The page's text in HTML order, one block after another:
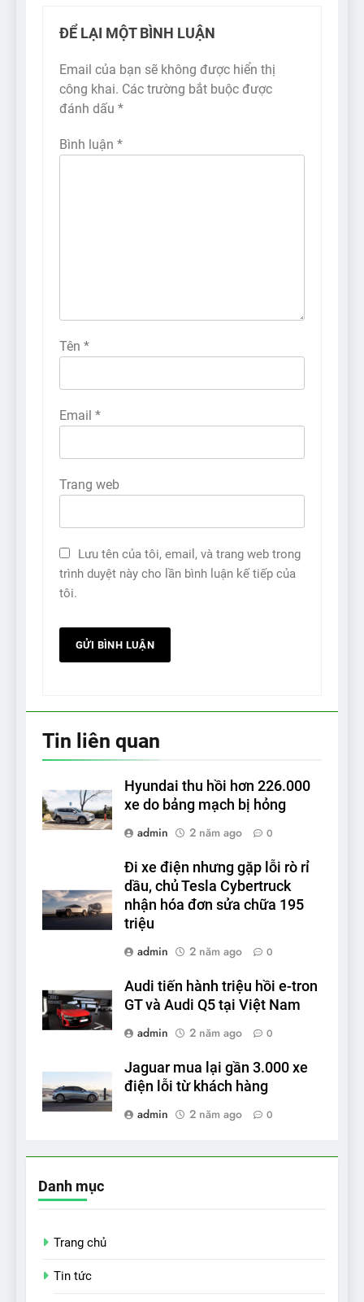
ĐỂ LẠI MỘT BÌNH LUẬN
Email của bạn sẽ không được hiển thị
công khai. Các trường bắt buộc được
đánh dấu *
Bình luận *
Tên *
Email *
Trang web
Lưu tên của tôi, email, và trang web trong
trình duyệt này cho lần bình luận kế tiếp của
tôi.
Tin liên quan
Hyundai thu hồi hơn 226.000
xe do bảng mạch bị hỏng
admin
2 năm ago 0
Đi xe điện nhưng gặp lỗi rò rỉ
dầu, chủ Tesla Cybertruck
nhận hóa đơn sửa chữa 195
triệu
admin
2 năm ago 0
Audi tiến hành triệu hồi e-tron
GT và Audi Q5 tại Việt Nam
admin
2 năm ago 0
Jaguar mua lại gần 3.000 xe
điện lỗi từ khách hàng
admin
2 năm ago 0
Danh mục
Trang chủ
Tin tức